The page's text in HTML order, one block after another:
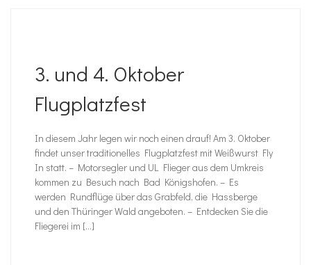
3. und 4. Oktober
Flugplatzfest
In diesem Jahr legen wir noch einen drauf! Am 3. Oktober
findet unser traditionelles Flugplatzfest mit Weißwurst Fly
In statt. – Motorsegler und UL Flieger aus dem Umkreis
kommen zu Besuch nach Bad Königshofen. – Es
werden Rundflüge über das Grabfeld, die Hassberge
und den Thüringer Wald angeboten. – Entdecken Sie die
Fliegerei im […]